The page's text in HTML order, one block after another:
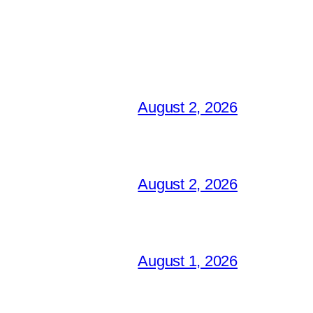
August 2, 2026
August 2, 2026
August 1, 2026